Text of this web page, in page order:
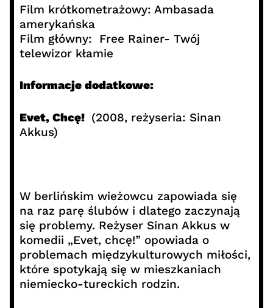
Film krótkometrażowy: Ambasada
amerykańska
Film główny: Free Rainer- Twój
telewizor kłamie
Informacje dodatkowe:
Evet, Chcę! (2008, reżyseria: Sinan
Akkus)
W berlińskim wieżowcu zapowiada się
na raz parę ślubów i dlatego zaczynają
się problemy. Reżyser Sinan Akkus w
komedii „Evet, chcę!” opowiada o
problemach międzykulturowych miłości,
które spotykają się w mieszkaniach
niemiecko-tureckich rodzin.